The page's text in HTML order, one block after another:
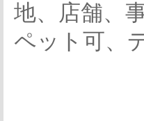
地、店舗、
ペット可、